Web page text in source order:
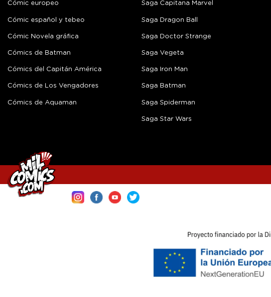
Cómic europeo
Cómic español y tebeo
Cómic Novela gráfica
Cómics de Batman
Cómics del Capitán América
Cómics de Los Vengadores
Cómics de Aquaman
Saga Capitana Marvel
Saga Dragon Ball
Saga Doctor Strange
Saga Vegeta
Saga Iron Man
Saga Batman
Saga Spiderman
Saga Star Wars